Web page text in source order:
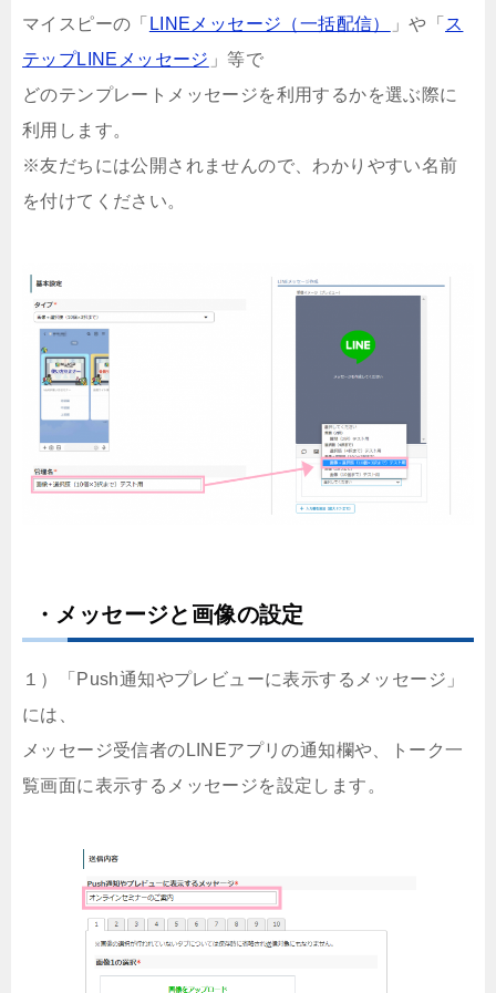
マイスピーの「 LINEメッセージ（一括配信） 」や「 ス
テップLINEメッセージ 」等で
どのテンプレートメッセージを利用するかを選ぶ際に
利用します。
※友だちには公開されませんので、わかりやすい名前
を付けてください。
・メッセージと画像の設定
１）「Push通知やプレビューに表示するメッセージ」
には、
メッセージ受信者のLINEアプリの通知欄や、トーク一
覧画面に表示するメッセージを設定します。